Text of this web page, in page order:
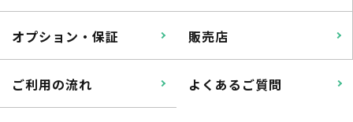
オプション・保証 販売店
ご利用の流れ よくあるご質問